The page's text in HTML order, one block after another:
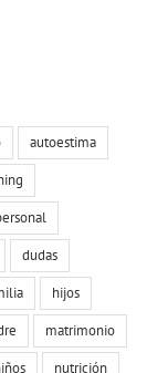
autoestima
dudas
hijos
matrimonio
nutrición